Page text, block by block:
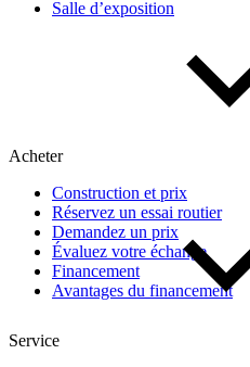
Année
De 2000 à 2027
Prix
Salle d’exposition
Acheter
Construction et prix
Réservez un essai routier
Demandez un prix
Évaluez votre échange
Financement
Avantages du financement
Service